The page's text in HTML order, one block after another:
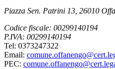
Piazza Sen. Patrini 13, 26010
Codice fiscale: 00299140194
P.IVA: 00299140194
Tel: 0373247322
Email:
PEC: